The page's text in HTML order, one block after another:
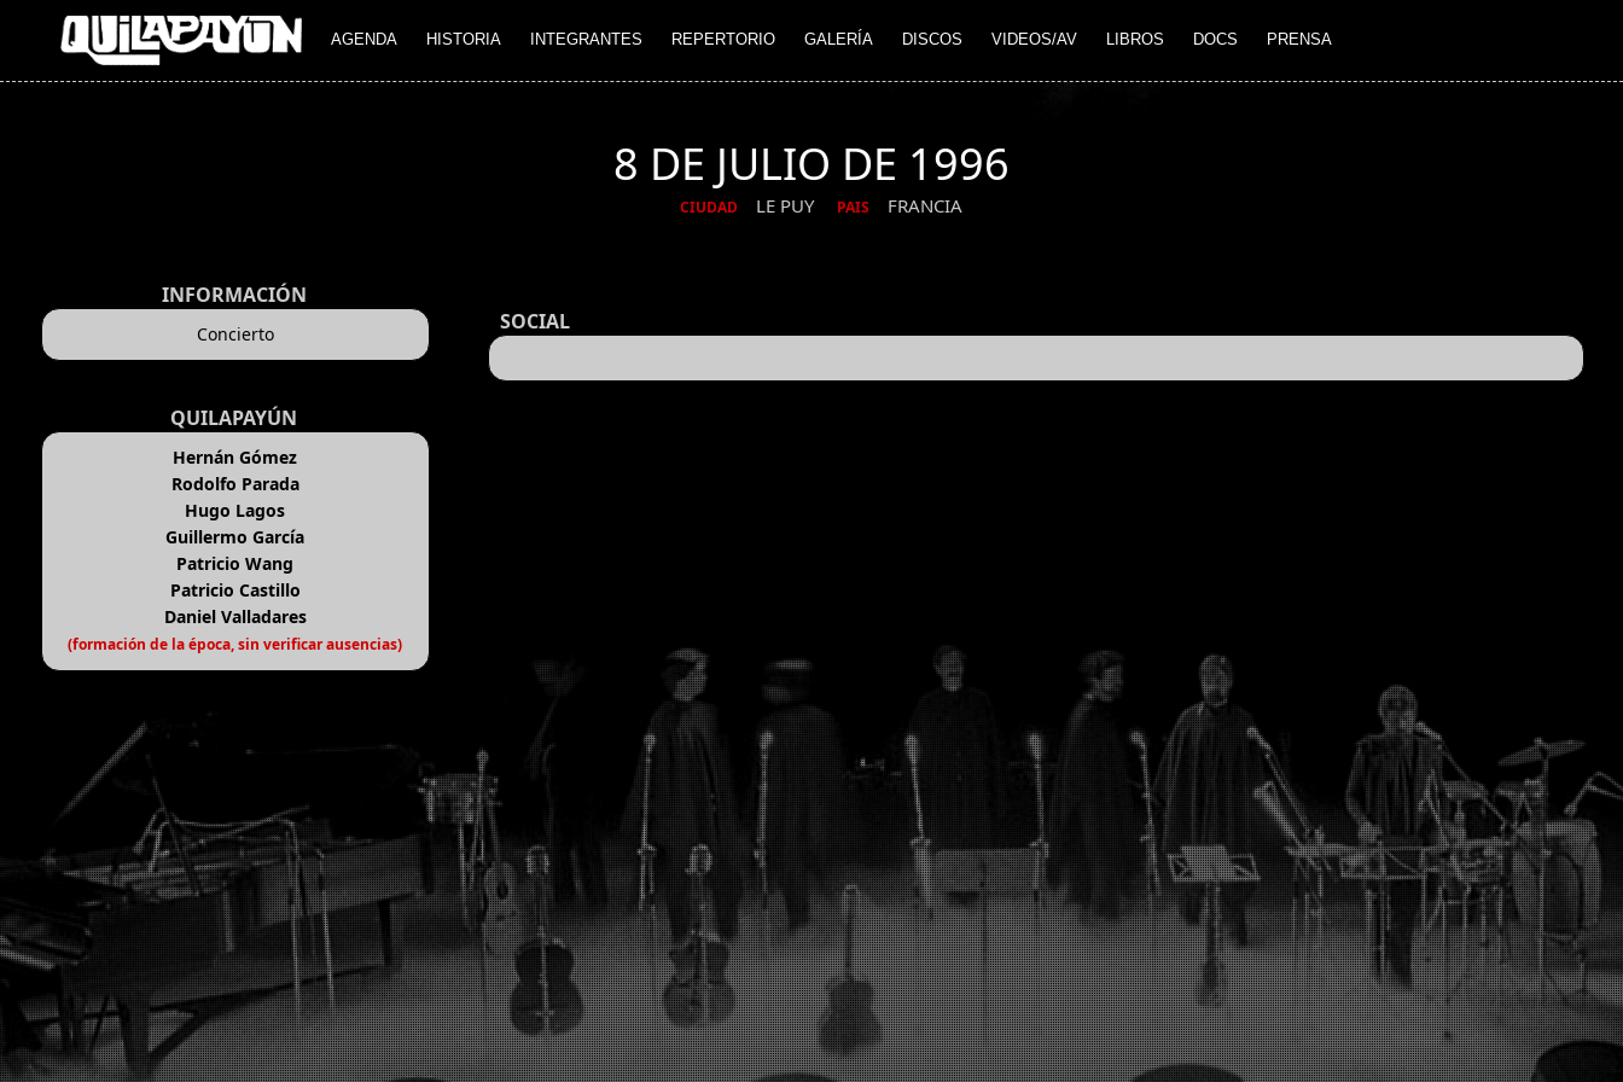
AGENDA HISTORIA INTEGRANTES REPERTORIO GALERÍA DISCOS VIDEOS/AV LIBROS DOCS PRENSA
8 DE JULIO DE 1996
CIUDAD LE PUY PAIS FRANCIA
INFORMACIÓN
Concierto
QUILAPAYÚN
Hernán Gómez
Rodolfo Parada
Hugo Lagos
Guillermo García
Patricio Wang
Patricio Castillo
Daniel Valladares
(formación de la época, sin verificar ausencias)
SOCIAL